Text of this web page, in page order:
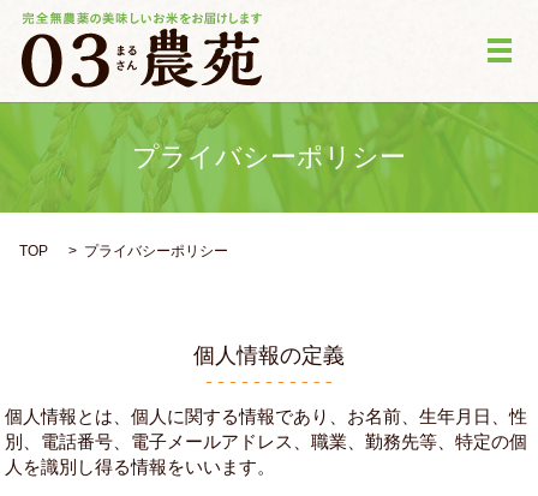
メ
プライバシーポリシー
TOP プライバシーポリシー
個人情報の定義
個人情報とは、個人に関する情報であり、お名前、生年月日、性
別、電話番号、電子メールアドレス、職業、勤務先等、特定の個
人を識別し得る情報をいいます。